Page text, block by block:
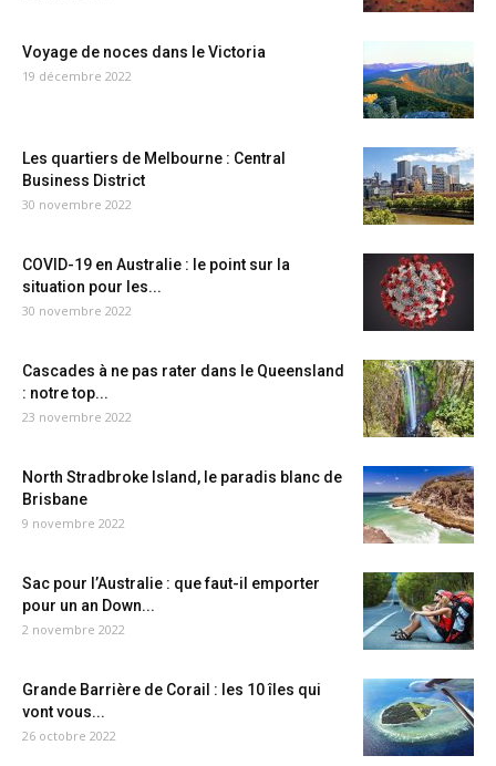
Voyage de noces dans le Victoria
19 décembre 2022
Les quartiers de Melbourne : Central
Business District
30 novembre 2022
COVID-19 en Australie : le point sur la
situation pour les...
30 novembre 2022
Cascades à ne pas rater dans le Queensland
: notre top...
23 novembre 2022
North Stradbroke Island, le paradis blanc de
Brisbane
9 novembre 2022
Sac pour l’Australie : que faut-il emporter
pour un an Down...
2 novembre 2022
Grande Barrière de Corail : les 10 îles qui
vont vous...
26 octobre 2022